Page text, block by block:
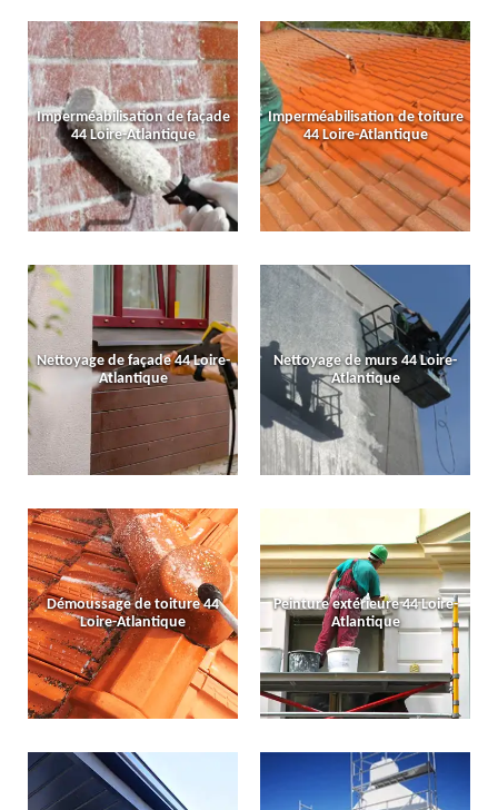
Imperméabilisation de façade
44 Loire-Atlantique
Imperméabilisation de toiture
44 Loire-Atlantique
Nettoyage de façade 44 Loire-
Atlantique
Nettoyage de murs 44 Loire-
Atlantique
Démoussage de toiture 44
Loire-Atlantique
Peinture extérieure 44 Loire-
Atlantique